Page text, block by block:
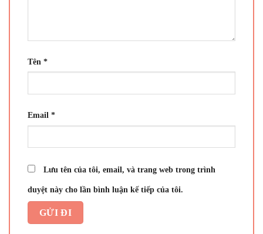
Tên *
Email *
Lưu tên của tôi, email, và trang web trong trình
duyệt này cho lần bình luận kế tiếp của tôi.